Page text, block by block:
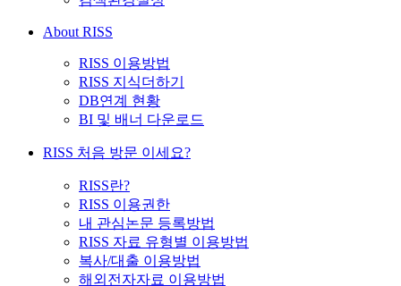
About RISS
RISS 이용방법
RISS 지식더하기
DB연계 현황
BI 및 배너 다운로드
RISS 처음 방문 이세요?
RISS란?
RISS 이용권한
내 관심논문 등록방법
RISS 자료 유형별 이용방법
복사/대출 이용방법
해외전자자료 이용방법